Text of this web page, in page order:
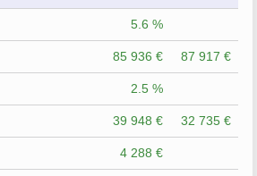
5.6 %
85 936 € 87 917 €
2.5 %
39 948 € 32 735 €
4 288 €